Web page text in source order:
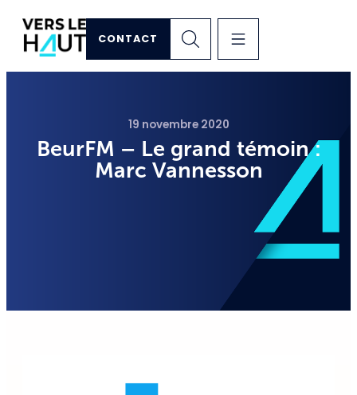
CONTACT
19 novembre 2020
BeurFM – Le grand témoin :
Marc Vannesson